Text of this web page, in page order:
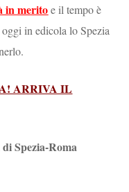
in meritoe il tempo è
in edicola lo Spezia
ARRIVA IL
Spezia-Roma